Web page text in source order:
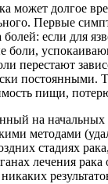
может долгое
Первые
болей: если для
боли,
перестают
постоянными.
пищи,
на начальных
методами
стадиях
лечения рака